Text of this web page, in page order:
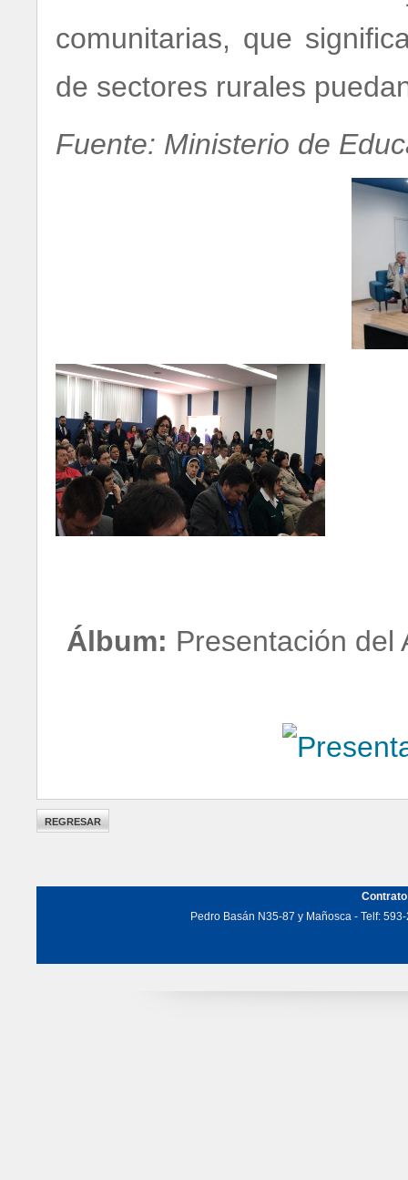
comunitarias, que
de sectores rurales
Fuente: Ministerio de
Álbum: Presentación del
Pedro Basán N35-87 y Mañosca - Telf: